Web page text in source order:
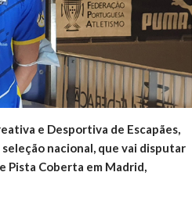
e Desportiva de Escapães,
nacional, que vai disputar
Pista Coberta em Madrid,